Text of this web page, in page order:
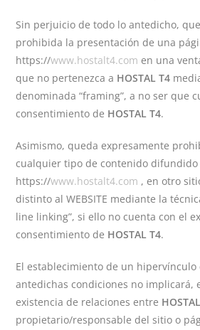
Sin perjuicio de todo lo antedicho,
prohibida la presentación de una
https://www.hostalt4.com en una
que no pertenezca a HOSTAL T4
denominada “framing”, a no ser que
consentimiento de HOSTAL T4.
Asimismo, queda expresamente
cualquier tipo de contenido difundido
https://www.hostalt4.com , en otro
distinto al WEBSITE mediante la
line linking”, si ello no cuenta con el
consentimiento de HOSTAL T4.
El establecimiento de un hipervínculo
antedichas condiciones no implicará,
existencia de relaciones entre
propietario/responsable del sitio o